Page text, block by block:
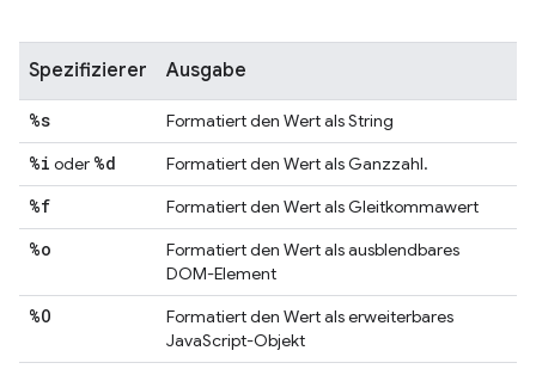
Spezifizierer Ausgabe
%s Formatiert den Wert als String
%i oder %d Formatiert den Wert als Ganzzahl.
%f Formatiert den Wert als Gleitkommawert
%o
Formatiert den Wert als ausblendbares
DOM-Element
%O
Formatiert den Wert als erweiterbares
JavaScript-Objekt